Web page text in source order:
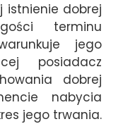
istnienie dobrej
terminu
jego
posiadacz
dobrej
nabycia
jego trwania.